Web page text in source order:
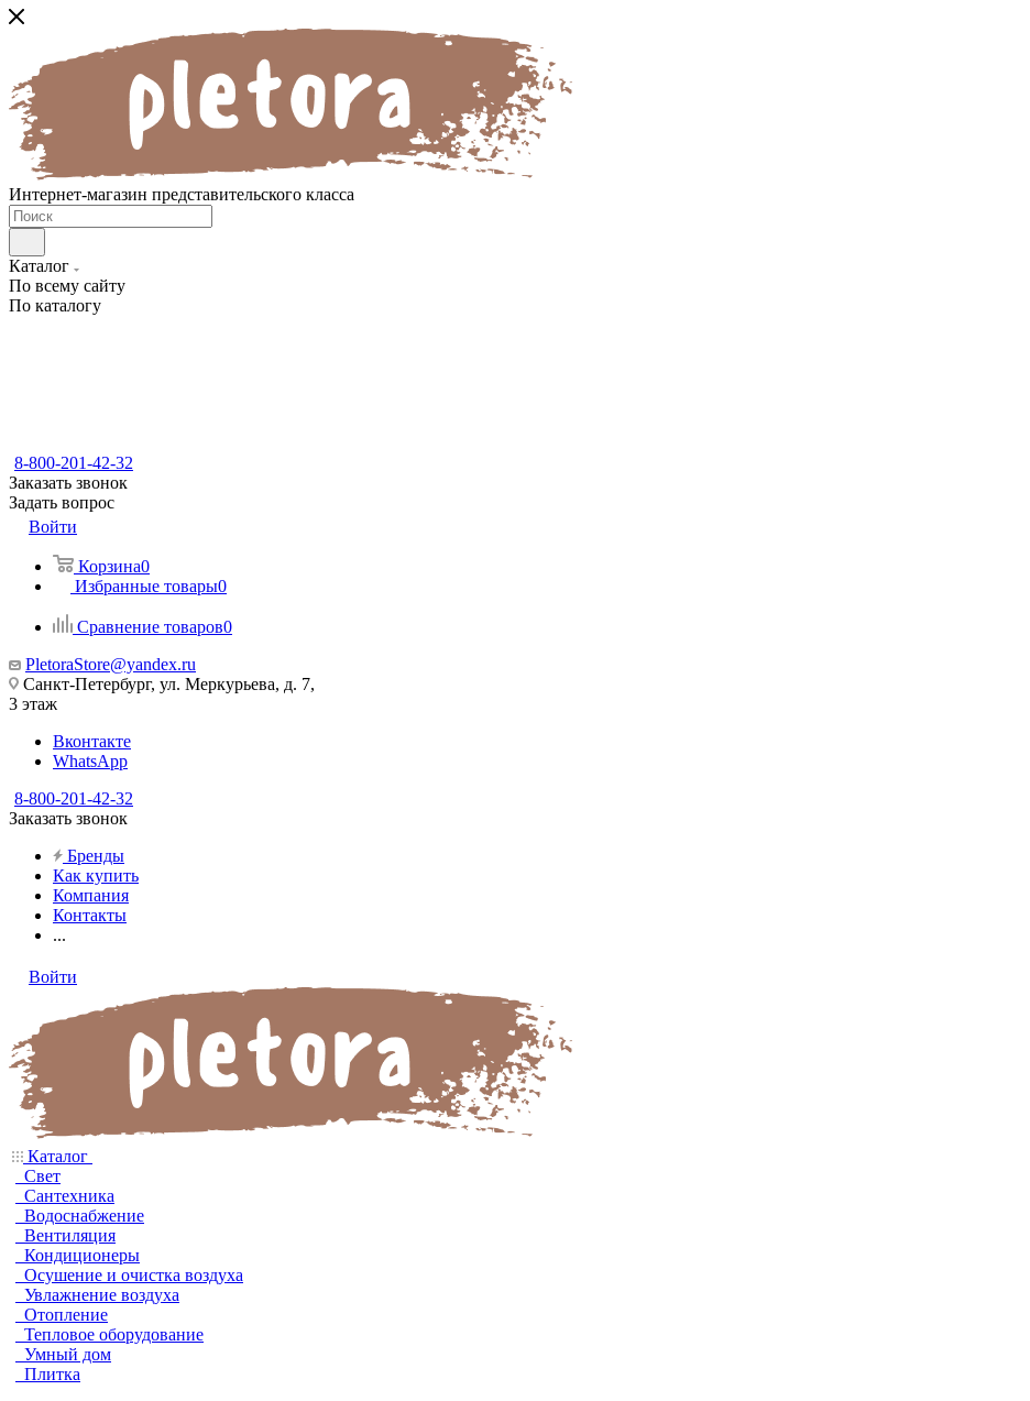
Интернет-магазин представительского класса
Каталог
По всему сайту
По каталогу
8-800-201-42-32
Заказать звонок
Задать вопрос
Войти
Корзина0
Избранные товары0
Сравнение товаров0
PletoraStore@yandex.ru
Санкт-Петербург, ул. Меркурьева, д. 7,
3 этаж
Вконтакте
WhatsApp
8-800-201-42-32
Заказать звонок
Бренды
Как купить
Компания
Контакты
...
Войти
Каталог
Свет
Сантехника
Водоснабжение
Вентиляция
Кондиционеры
Осушение и очистка воздуха
Увлажнение воздуха
Отопление
Тепловое оборудование
Умный дом
Плитка